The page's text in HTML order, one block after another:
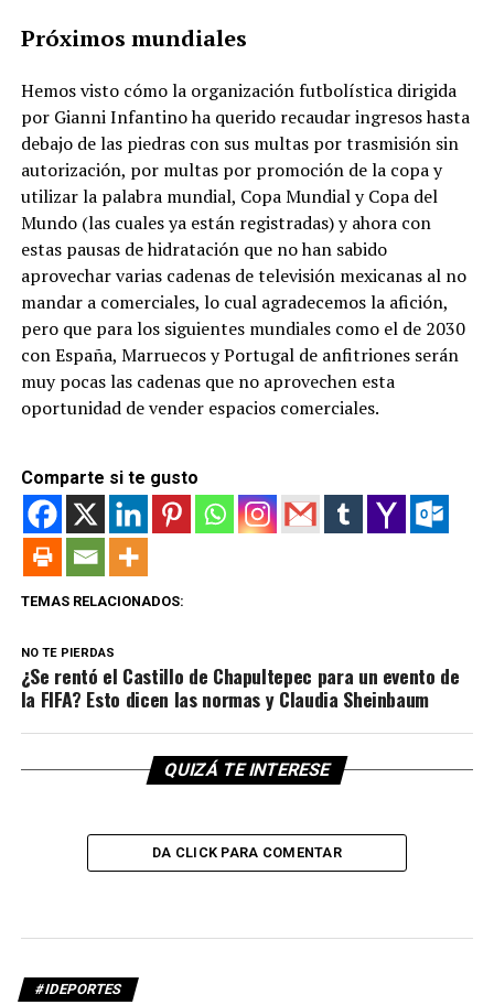
Próximos mundiales
Hemos visto cómo la organización futbolística dirigida
por Gianni Infantino ha querido recaudar ingresos hasta
debajo de las piedras con sus multas por trasmisión sin
autorización, por multas por promoción de la copa y
utilizar la palabra mundial, Copa Mundial y Copa del
Mundo (las cuales ya están registradas) y ahora con
estas pausas de hidratación que no han sabido
aprovechar varias cadenas de televisión mexicanas al no
mandar a comerciales, lo cual agradecemos la afición,
pero que para los siguientes mundiales como el de 2030
con España, Marruecos y Portugal de anfitriones serán
muy pocas las cadenas que no aprovechen esta
oportunidad de vender espacios comerciales.
Comparte si te gusto
TEMAS RELACIONADOS:
NO TE PIERDAS
¿Se rentó el Castillo de Chapultepec para un evento de
la FIFA? Esto dicen las normas y Claudia Sheinbaum
QUIZÁ TE INTERESE
DA CLICK PARA COMENTAR
#IDEPORTES